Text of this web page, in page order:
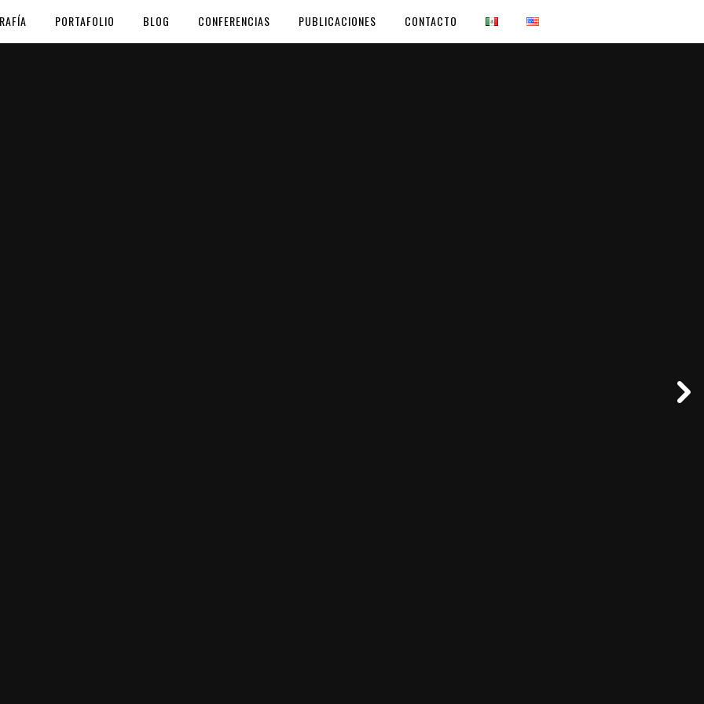
PORTAFOLIO BLOG CONFERENCIAS PUBLICACIONES CONTACTO